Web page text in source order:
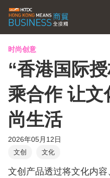
时尚创意
“香港国际
乘合作 让文
尚生活
2026年05月12日
文创 文化
文创产品透过将文化内